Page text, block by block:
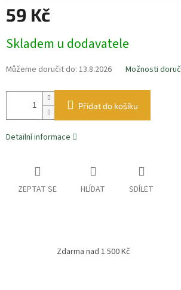
59 Kč
cena:
Skladem u dodavatele
Můžeme doručit do: 13.8.2026 Možnosti
Přidat do košíku
Detailní informace
ZEPTAT SE HLÍDAT SDÍLET
Zdarma nad 1 500 Kč